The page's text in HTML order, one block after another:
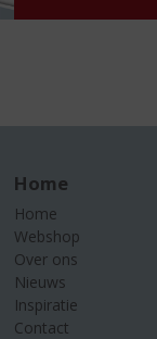
Home
Home
Webshop
Over ons
Nieuws
Inspiratie
Contact